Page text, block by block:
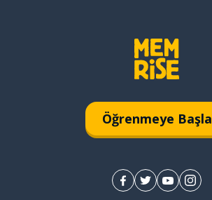
Öğrenmeye Başla